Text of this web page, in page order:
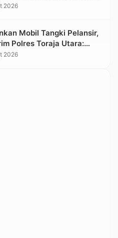
Pasang Papan
2026
Mobil Tangki Pelansir,
Polres Toraja Utara:
Berjalan Transparan
2026